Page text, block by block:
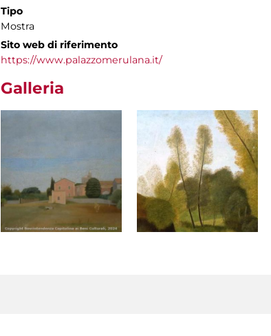
Tipo
Mostra
Sito web di riferimento
https://www.palazzomerulana.it/
Galleria